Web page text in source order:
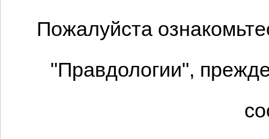
Пожалуйста
"Правдологии",